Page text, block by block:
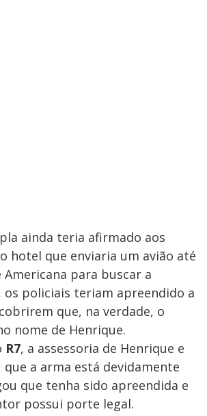
ainda teria afirmado aos
hotel que enviaria um avião até
para buscar a
os policiais teriam apreendido a
que, na verdade, o
nome de Henrique.
R7, a assessoria de Henrique e
que a arma está devidamente
que tenha sido apreendida e
possui porte legal.